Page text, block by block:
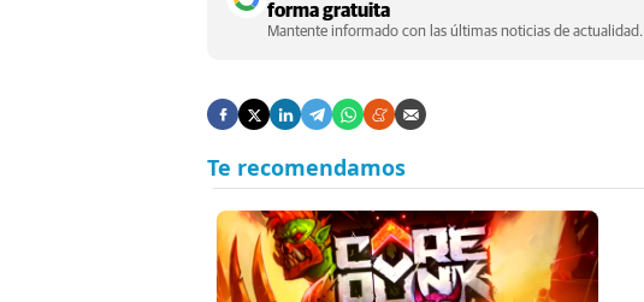
forma gratuita
Mantente informado con las últimas noticias de actualidad.